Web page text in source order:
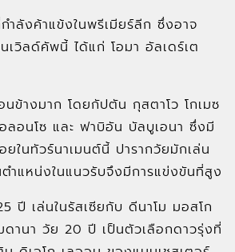
ำลังค้าแข้งในพรีเมียร์ลีก ซึ่งอาจ
เวิลด์คัพนี้ ได้แก่ โอมา อัลเดร์เต
ข้างมาก โดยกัปตัน กุสตาโว โกเมซ
อนโซ และ ฟาบิอัน บัลบูเอนา ซึ่งมี
ยในทัวร์นาเมนต์นี้ ปารากวัยมักเล่น
ำแหน่งในแนวรับจึงมีการแข่งขันที่สูง
ปี เล่นในรัสเซียกับ ดีนาโม มอสโก
ดานา วัย 20 ปี เป็นตัวเลือกดาวรุ่งที่